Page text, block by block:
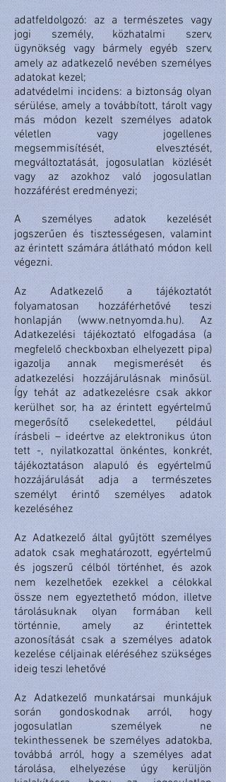
adatfeldolgozó: az a természetes vagy
jogi személy, közhatalmi szerv,
ügynökség vagy bármely egyéb szerv,
amely az adatkezelő nevében személyes
adatokat kezel;
adatvédelmi incidens: a biztonság olyan
sérülése, amely a továbbított, tárolt vagy
más módon kezelt személyes adatok
véletlen vagy jogellenes
megsemmisítését, elvesztését,
megváltoztatását, jogosulatlan közlését
vagy az azokhoz való jogosulatlan
hozzáférést eredményezi;
A személyes adatok kezelését
jogszerűen és tisztességesen, valamint
az érintett számára átlátható módon kell
végezni.
Az Adatkezelő a tájékoztatót
folyamatosan hozzáférhetővé teszi
honlapján (www.netnyomda.hu). Az
Adatkezelési tájékoztató elfogadása (a
megfelelő checkboxban elhelyezett pipa)
igazolja annak megismerését és
adatkezelési hozzájárulásnak minősül.
Így tehát az adatkezelésre csak akkor
kerülhet sor, ha az érintett egyértelmű
megerősítő cselekedettel, például
írásbeli – ideértve az elektronikus úton
tett -, nyilatkozattal önkéntes, konkrét,
tájékoztatáson alapuló és egyértelmű
hozzájárulását adja a természetes
személyt érintő személyes adatok
kezeléséhez
Az Adatkezelő által gyűjtött személyes
adatok csak meghatározott, egyértelmű
és jogszerű célból történhet, és azok
nem kezelhetőek ezekkel a célokkal
össze nem egyeztethető módon, illetve
tárolásuknak olyan formában kell
történnie, amely az érintettek
azonosítását csak a személyes adatok
kezelése céljainak eléréséhez szükséges
ideig teszi lehetővé
Az Adatkezelő munkatársai munkájuk
során gondoskodnak arról, hogy
jogosulatlan személyek ne
tekinthessenek be személyes adatokba,
továbbá arról, hogy a személyes adat
tárolása, elhelyezése úgy kerüljön